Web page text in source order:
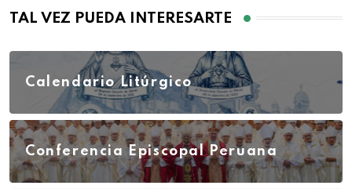
TAL VEZ PUEDA INTERESARTE
Calendario Litúrgico
Conferencia Episcopal Peruana